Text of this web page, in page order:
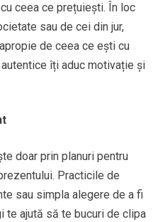
ceea ce prețuiești. În loc
sau de cei din jur,
de ceea ce ești cu
îți aduc motivație și
doar prin planuri pentru
Practicile de
sau simpla alegere de a fi
te ajută să te bucuri de clipa